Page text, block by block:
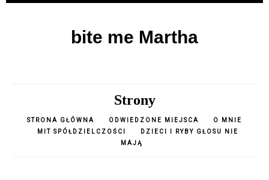
bite me Martha
Strony
STRONA GŁÓWNA ODWIEDZONE MIEJSCA
O MNIE
MIT SPÓŁDZIELCZOŚCI
DZIECI I RYBY GŁOSU NIE
MAJĄ